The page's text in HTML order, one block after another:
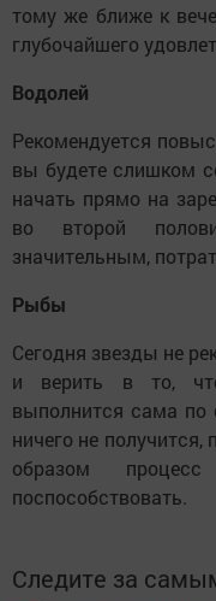
тому же ближе к
глубочайшего
Водолей
Рекомендуется
вы будете слишком
начать прямо на
во второй
значительным,
Рыбы
Сегодня звезды не
и верить в то,
выполнится сама по
ничего не
образом
поспособствовать.
Следите за